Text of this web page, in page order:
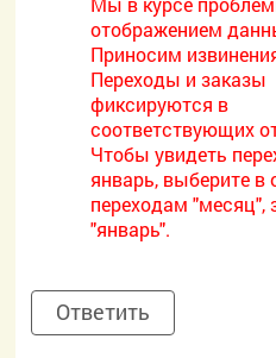
отображением
Приносим
Переходы и заказы
фиксируются в
соответствующих
Чтобы увидеть
январь, выберите в
переходам "месяц",
"январь".
Ответить